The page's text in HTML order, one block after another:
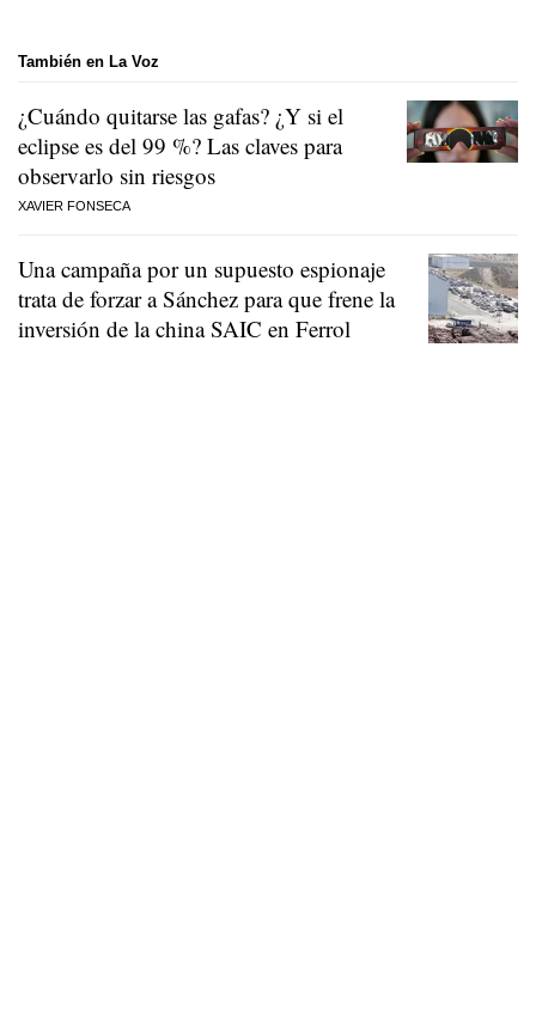
También en La Voz
¿Cuándo quitarse las gafas? ¿Y si el
eclipse es del 99 %? Las claves para
observarlo sin riesgos
XAVIER FONSECA
Una campaña por un supuesto espionaje
trata de forzar a Sánchez para que frene la
inversión de la china SAIC en Ferrol